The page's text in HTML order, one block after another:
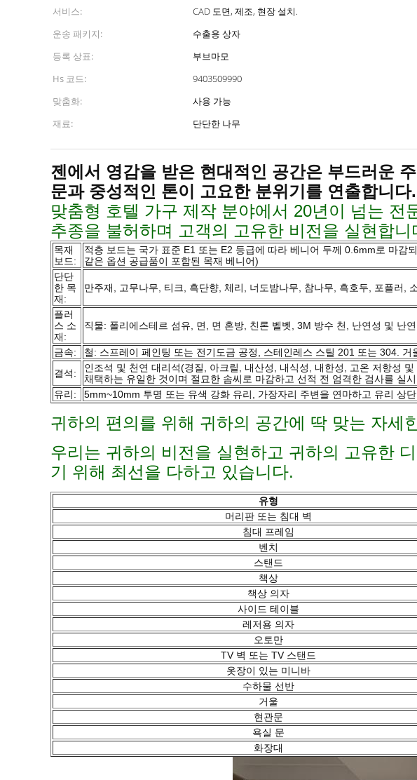
서비스:
CAD 도면, 제조, 현장 설치.
운송 패키지:
수출용 상자
등록 상표:
부브마모
Hs 코드:
9403509990
맞춤화:
사용 가능
재료:
단단한 나무
젠에서 영감을 받은 현대적인 공간은 부드러운
문과 중성적인 톤이 고요한 분위기를 연출합니다.
맞춤형 호텔 가구 제작 분야에서 20년이 넘는 전
추종을 불허하며 고객의 고유한 비전을 실현합니
목재
보드:
적층 보드는 국가 표준 E1 또는 E2 등급에 따라 베니어 두께 0.6mm로 마
같은 옵션 공급품이 포함된 목재 베니어)
단단
한 목
재:
만주재, 고무나무, 티크, 흑단향, 체리, 너도밤나무, 참나무, 흑호두, 포플러,
플러
스 소
재:
직물: 폴리에스테르 섬유, 면, 면 혼방, 친론 벨벳, 3M 방수 천, 난연성 및 난
금속:
철: 스프레이 페인팅 또는 전기도금 공정, 스테인레스 스틸 201 또는 304. 거
결석:
인조석 및 천연 대리석(경질, 아크릴, 내산성, 내식성, 내한성, 고온 저항성
채택하는 유일한 것이며 절묘한 솜씨로 마감하고 선적 전 엄격한 검사를 실
유리:
5mm~10mm 투명 또는 유색 강화 유리, 가장자리 주변을 연마하고 유리 상
귀하의 편의를 위해 귀하의 공간에 딱 맞는 자세
우리는 귀하의 비전을 실현하고 귀하의 고유한
기 위해 최선을 다하고 있습니다.
유형
머리판 또는 침대 벽
침대 프레임
벤치
스탠드
책상
책상 의자
사이드 테이블
레저용 의자
오토만
TV 벽 또는 TV 스탠드
옷장이 있는 미니바
수하물 선반
거울
현관문
욕실 문
화장대